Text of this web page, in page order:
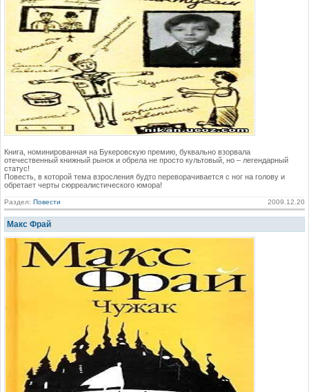
Книга, номинированная на Букеровскую премию, буквально взорвала
отечественный книжный рынок и обрела не просто культовый, но – легендарный
статус!
Повесть, в которой тема взросления будто переворачивается с ног на голову и
обретает черты сюрреалистического юмора!
Раздел: Повести 2009.12.20
Макс Фрай